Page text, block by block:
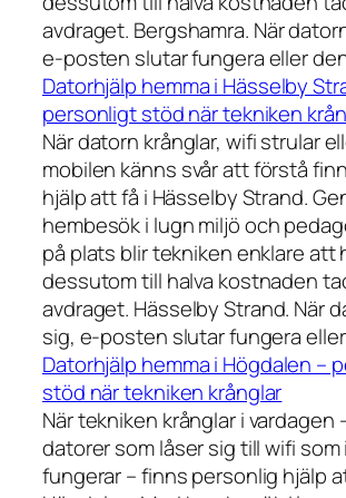
avdraget. Bergshamra. När
e-posten slutar fungera eller
Datorhjälp hemma i Hässelby
personligt stöd när tekniken
När datorn krånglar, wifi strular
mobilen känns svår att förstå
hjälp att få i Hässelby Strand.
hembesök i lugn miljö och
på plats blir tekniken enklare att
dessutom till halva kostnaden
avdraget. Hässelby Strand. När
sig, e-posten slutar fungera
Datorhjälp hemma i Högdalen –
stöd när tekniken krånglar
När tekniken krånglar i vardagen
datorer som låser sig till wifi
fungerar – finns personlig hjälp